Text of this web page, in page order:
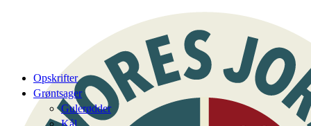
Opskrifter
Grøntsager
Gulerødder
Kål